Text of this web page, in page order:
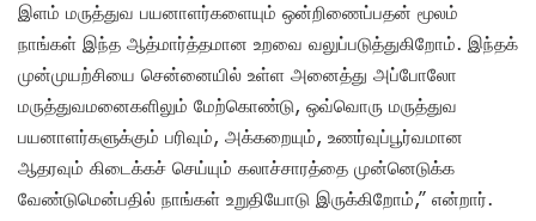
இளம் மருத்துவ பயனாளர்களையும் ஒன்றிணைப்பதன் மூலம்
நாங்கள் இந்த ஆத்மார்த்தமான உறவை வலுப்படுத்துகிறோம். இந்தக்
முன்முயற்சியை சென்னையில் உள்ள அனைத்து அப்போலோ
மருத்துவமனைகளிலும் மேற்கொண்டு, ஒவ்வொரு மருத்துவ
பயனாளர்களுக்கும் பரிவும், அக்கறையும், உணர்வுப்பூர்வமான
ஆதரவும் கிடைக்கச் செய்யும் கலாச்சாரத்தை முன்னெடுக்க
வேண்டுமென்பதில் நாங்கள் உறுதியோடு இருக்கிறோம்,” என்றார்.